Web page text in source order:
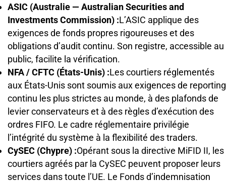
ASIC (Australie — Australian Securities and
Investments Commission) :L’ASIC applique des
exigences de fonds propres rigoureuses et des
obligations d’audit continu. Son registre, accessible au
public, facilite la vérification.
NFA / CFTC (États-Unis) :Les courtiers réglementés
aux États-Unis sont soumis aux exigences de reporting
continu les plus strictes au monde, à des plafonds de
levier conservateurs et à des règles d’exécution des
ordres FIFO. Le cadre réglementaire privilégie
l’intégrité du système à la flexibilité des traders.
CySEC (Chypre) :Opérant sous la directive MiFID II, les
courtiers agréés par la CySEC peuvent proposer leurs
services dans toute l’UE. Le Fonds d’indemnisation